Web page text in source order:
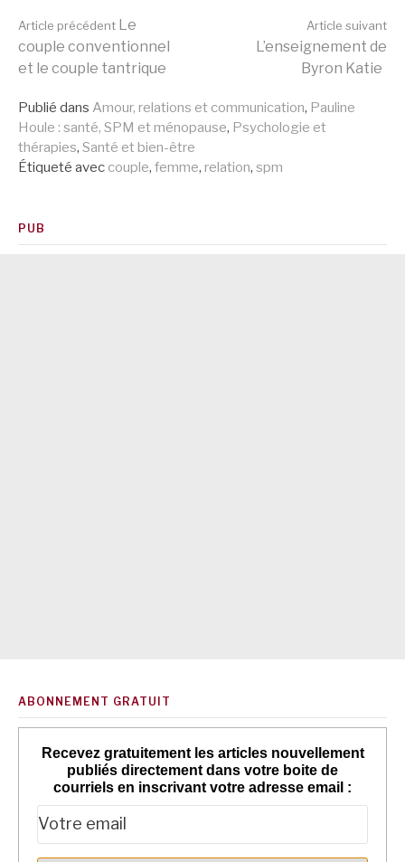
Lire
la
suite
Article précédent Le
couple conventionnel
et le couple tantrique
Article suivant
L’enseignement de
Byron Katie
Publié dans Amour, relations et communication, Pauline
Houle : santé, SPM et ménopause, Psychologie et
thérapies, Santé et bien-être
Étiqueté avec couple, femme, relation, spm
PUB
ABONNEMENT GRATUIT
Recevez gratuitement les articles nouvellement
publiés directement dans votre boite de
courriels en inscrivant votre adresse email :